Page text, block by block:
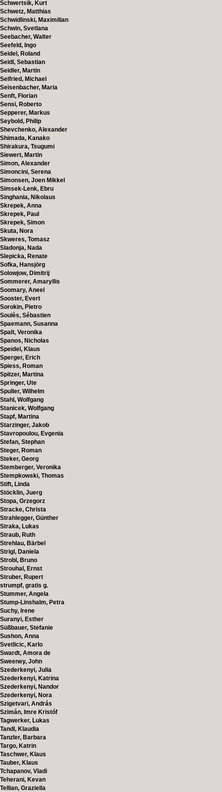
Schwertsik, Kurt
Schwetz, Matthias
Schwidlinski, Maximilian
Schwin, Svetlana
Seebacher, Walter
Seefeld, Ingo
Seidel, Roland
Seidl, Sebastian
Seidler, Martin
Seifried, Michael
Seisenbacher, Maria
Senft, Florian
Sensi, Roberto
Sepperer, Markus
Seybold, Philip
Shevchenko, Alexander
Shimada, Kanako
Shirakura, Tsugumi
Siewert, Martin
Simon, Alexander
Simoncini, Serena
Simonsen, Joen Mikkel
Simsek-Lenk, Ebru
Singhania, Nikolaus
Skrepek, Anna
Skrepek, Paul
Skrepek, Simon
Skuta, Nora
Skweres, Tomasz
Sladonja, Nada
Slepicka, Renate
Sofka, Hansjörg
Solowjow, Dimitrij
Sommerer, Amaryllis
Soomary, Aneel
Sooster, Evert
Sorokin, Pietro
Soulès, Sébastien
Spaemann, Susanna
Spalt, Veronika
Spanos, Nicholas
Speidel, Klaus
Sperger, Erich
Spiess, Roman
Spitzer, Martina
Springer, Ute
Spuller, Wilhelm
Stahl, Wolfgang
Stanicek, Wolfgang
Stapf, Martina
Starzinger, Jakob
Stavropoulou, Evgenia
Stefan, Stephan
Steger, Roman
Steker, Georg
Stemberger, Veronika
Stempkowski, Thomas
Stift, Linda
Stöcklin, Juerg
Stopa, Grzegorz
Stracke, Christa
Strahlegger, Günther
Straka, Lukas
Straub, Ruth
Strehlau, Bärbel
Strigl, Daniela
Strobl, Bruno
Strouhal, Ernst
Struber, Rupert
strumpf, gratis g.
Stummer, Angela
Stump-Linshalm, Petra
Suchy, Irene
Suranyi, Esther
Süßbauer, Stefanie
Sushon, Anna
Svetlicic, Karlo
Swardt, Amora de
Sweeney, John
Szederkenyi, Julia
Szederkenyi, Katrina
Szederkenyi, Nandor
Szederkenyi, Nora
Szigetvari, András
Szimán, Imre Kristóf
Tagwerker, Lukas
Tandl, Klaudia
Tanzler, Barbara
Targo, Katrin
Taschwer, Klaus
Tauber, Klaus
Tchapanov, Vladi
Teherani, Kevan
Tellian, Graziella